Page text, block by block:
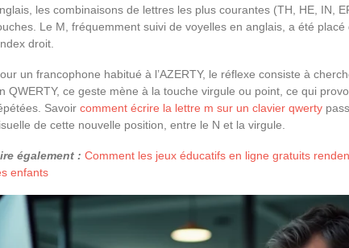
les combinaisons de lettres les plus courantes (TH, HE, IN,
Le M, fréquemment suivi de voyelles en anglais, a été
droit.
un francophone habitué à l’AZERTY, le réflexe consiste à
QWERTY, ce geste mène à la touche virgule ou point, ce qui
Savoir comment écrire la lettre m sur un clavier qwerty
de cette nouvelle position, entre le N et la virgule.
également : Comment les jeux éducatifs en ligne gratuits
enfants